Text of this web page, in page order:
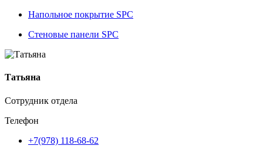
Напольное покрытие SPC
Стеновые панели SPC
Татьяна
Сотрудник отдела
Телефон
+7(978) 118-68-62